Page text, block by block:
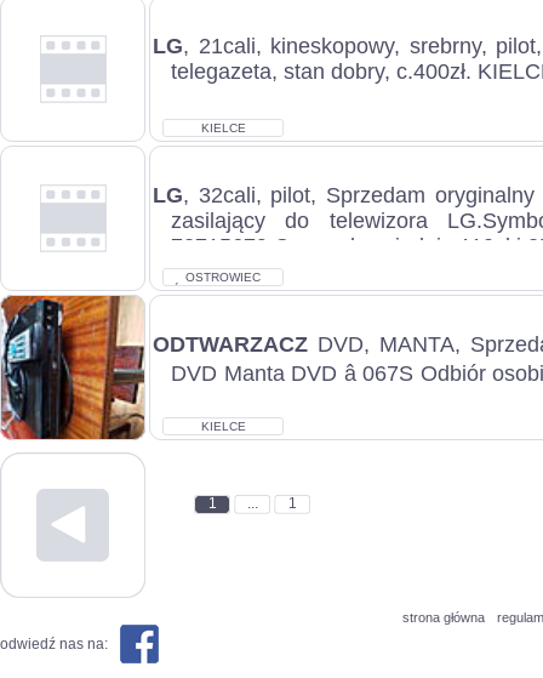
LG, 21cali, kineskopowy, srebrny,
telegazeta, stan dobry, c.400zł.
KIELCE
LG, 32cali, pilot, Sprzedam
zasilający do telewizora
73715679.Ceny odpowiednio 110zł i
OSTROWIEC
ŚWIĘTOKRZYSKI
ODTWARZACZ DVD, MANTA,
DVD Manta DVD â 067S Odbiór
KIELCE
1 ... 1
strona główna
odwiedź nas na: